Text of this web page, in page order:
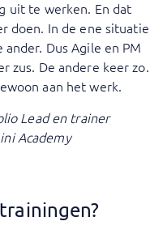
uit te werken. En dat
doen. In de ene situatie
Dus Agile en PM
zus. De andere keer zo.
aan het werk.
Lead en trainer
Academy